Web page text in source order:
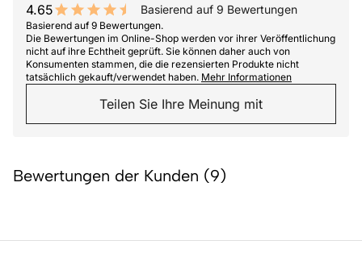
4.65
9.3 out of 10 stars
Basierend auf 9 Bewertungen
Basierend auf 9 Bewertungen.
Die Bewertungen im Online-Shop werden vor ihrer Veröffentlichung
nicht auf ihre Echtheit geprüft. Sie können daher auch von
Konsumenten stammen, die die rezensierten Produkte nicht
tatsächlich gekauft/verwendet haben. Mehr Informationen
Teilen Sie Ihre Meinung mit
Bewertungen der Kunden (9)